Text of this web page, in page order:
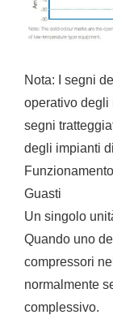
Nota: I segni
operativo degli
segni
degli impianti
Guasti
Un singolo
Quando uno
compressori
normalmente
complessivo.